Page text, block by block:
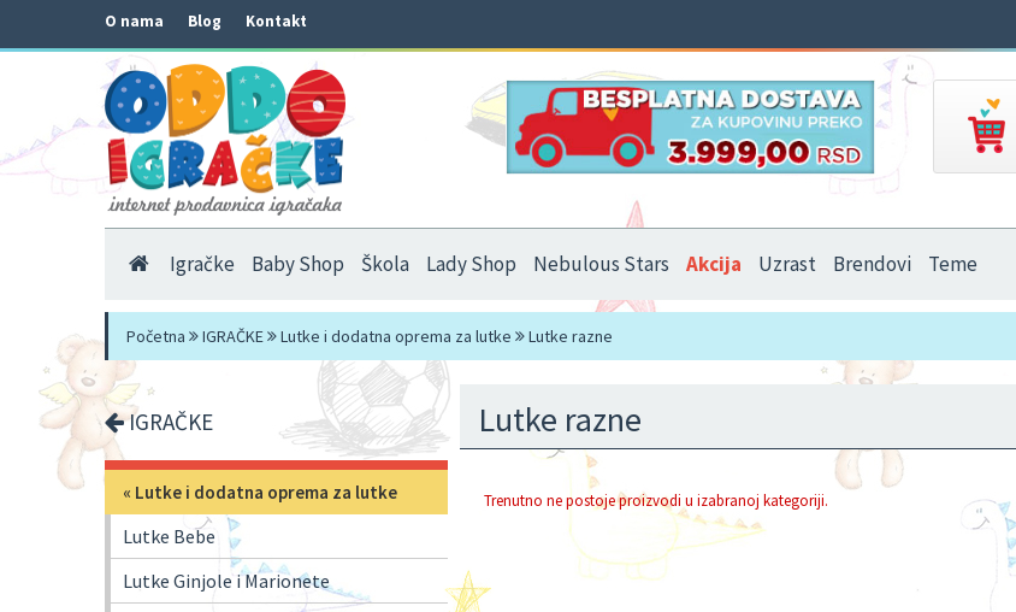
O nama Blog Kontakt
Igračke Baby Shop Škola Lady Shop Nebulous Stars Akcija Uzrast Brendovi Teme
Početna IGRAČKE Lutke i dodatna oprema za lutke Lutke razne
IGRAČKE
« Lutke i dodatna oprema za lutke
Lutke Bebe
Lutke Ginjole i Marionete
Lutke razne
Trenutno ne postoje proizvodi u izabranoj kategoriji.